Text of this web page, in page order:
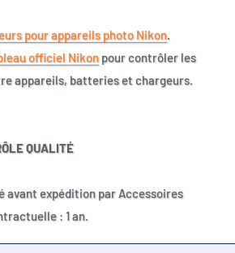
pour appareils photo Nikon.
officiel Nikon pour contrôler les
appareils, batteries et chargeurs.
QUALITÉ
avant expédition par Accessoires
: 1 an.